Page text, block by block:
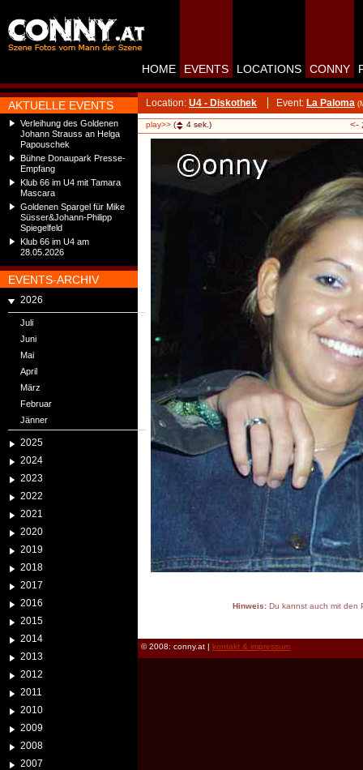
AKTUELLE EVENTS
Verleihung des Goldenen
Johann Strauss an Helga
Papouschek
Bühne Donaupark Presse-
Empfang
Klub 66 im U4 mit Tamara
Mascara
Goldenen Spargel für Mike
Süsser&Johann-Philipp
Spiegelfeld
Klub 66 im U4 am
28.05.2026
EVENTS-ARCHIV
2026
Juli
Juni
Mai
April
März
Februar
Jänner
2025
2024
2023
2022
2021
2020
2019
2018
2017
2016
2015
2014
2013
2012
2011
2010
2009
2008
2007
HOME EVENTS LOCATIONS CONNY
Location: U4 - Diskothek Event: La Paloma
play>> ( 4 sek.) <-
Hinweis:Du kannst auch mit den
© 2008: conny.at | kontakt & impressum